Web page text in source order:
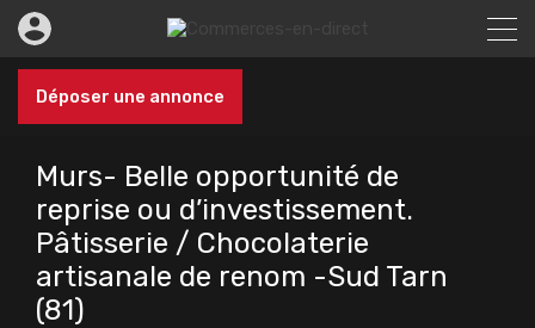
Déposer une annonce
Murs- Belle opportunité de
reprise ou d’investissement.
Pâtisserie / Chocolaterie
artisanale de renom -Sud Tarn
(81)